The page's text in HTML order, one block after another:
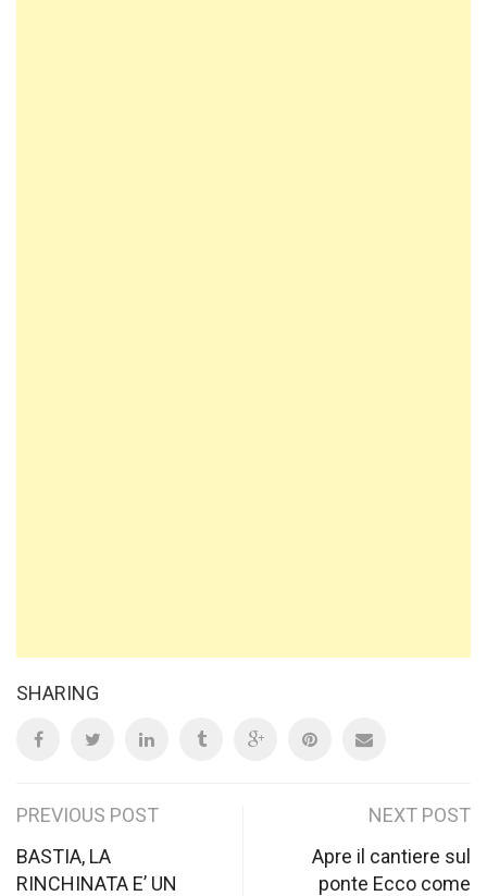
SHARING
Post
navigation
PREVIOUS POST
BASTIA, LA
RINCHINATA E’ UN
NEXT POST
Apre il cantiere sul
ponte Ecco come